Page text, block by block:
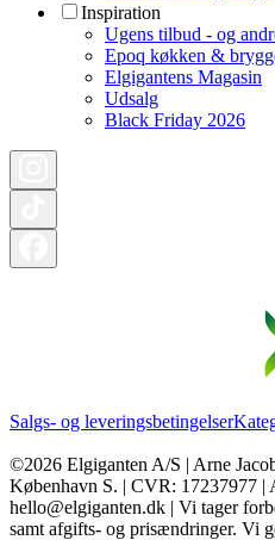
Inspiration
Ugens tilbud - og
Epoq køkken &
Elgigantens Magasin
Udsalg
Black Friday 2026
Salgs- og leveringsbetingelser
©2026 Elgiganten A/S | Arne
København S. | CVR: 17237977 |
hello@elgiganten.dk | Vi tager
samt afgifts- og prisændringer. Vi